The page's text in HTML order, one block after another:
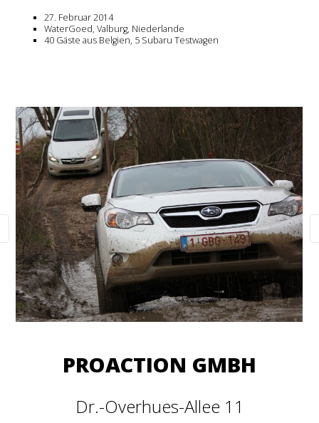
27. Februar 2014
WaterGoed, Valburg, Niederlande
40 Gäste aus Belgien, 5 Subaru Testwagen
PROACTION GMBH
Dr.-Overhues-Allee 11